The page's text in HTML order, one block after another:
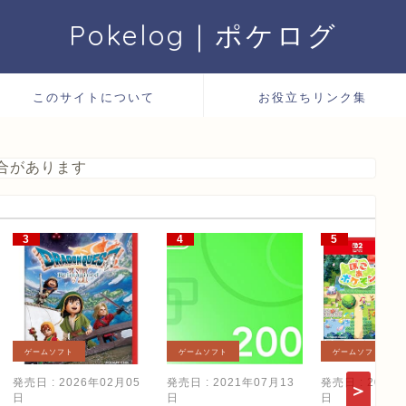
Pokelog｜ポケログ
このサイトについて お役立ちリンク集
があります
ゲームソフト
発売日 : 2026年02月05
日
ゲームソフト
発売日 : 2021年07月13
日
ゲームソフト
発売日 : 2026
日